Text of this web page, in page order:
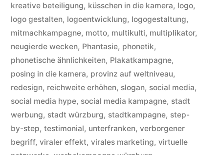
kreative beteiligung, küsschen in die kamera, logo,
logo gestalten, logoentwicklung, logogestaltung,
mitmachkampagne, motto, multikulti, multiplikator,
neugierde wecken, Phantasie, phonetik,
phonetische ähnlichkeiten, Plakatkampagne,
posing in die kamera, provinz auf weltniveau,
redesign, reichweite erhöhen, slogan, social media,
social media hype, social media kampagne, stadt
werbung, stadt würzburg, stadtkampagne, step-
by-step, testimonial, unterfranken, verborgener
begriff, viraler effekt, virales marketing, virtuelle